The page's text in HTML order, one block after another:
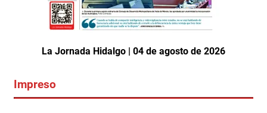
La Jornada Hidalgo | 04 de agosto de 2026
Impreso